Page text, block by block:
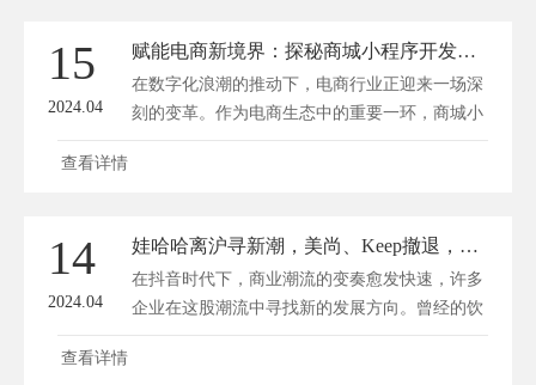
挖掘大商机。 一、小程序的优势 1. 即用即走：
用户无需下载安装，...
15
2024.04
赋能电商新境界：探秘商城小程序开发之路
在数字化浪潮的推动下，电商行业正迎来一场深
刻的变革。作为电商生态中的重要一环，商城小
程序以其便捷、高效的优势，为电商企业带来了
的优势 1. 提升用户体验 商城小程序具有简洁、
直观的界面...
查看详情
14
2024.04
娃哈哈离沪寻新潮，美尚、Keep撤退，抖音时代下的商业变奏
在抖音时代下，商业潮流的变奏愈发快速，许多
企业在这股潮流中寻找新的发展方向。曾经的饮
料巨头娃哈哈，以及美尚、Keep等知名品牌，都
查看详情